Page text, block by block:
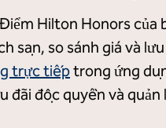
Hilton Honors
sạn, so sánh giá và
trực tiếptrong ứng
đãi độc quyền và